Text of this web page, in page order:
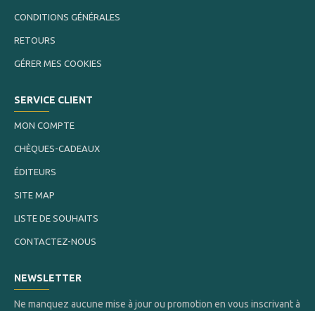
CONDITIONS GÉNÉRALES
RETOURS
GÉRER MES COOKIES
SERVICE CLIENT
MON COMPTE
CHÈQUES-CADEAUX
ÉDITEURS
SITE MAP
LISTE DE SOUHAITS
CONTACTEZ-NOUS
NEWSLETTER
Ne manquez aucune mise à jour ou promotion en vous inscrivant à